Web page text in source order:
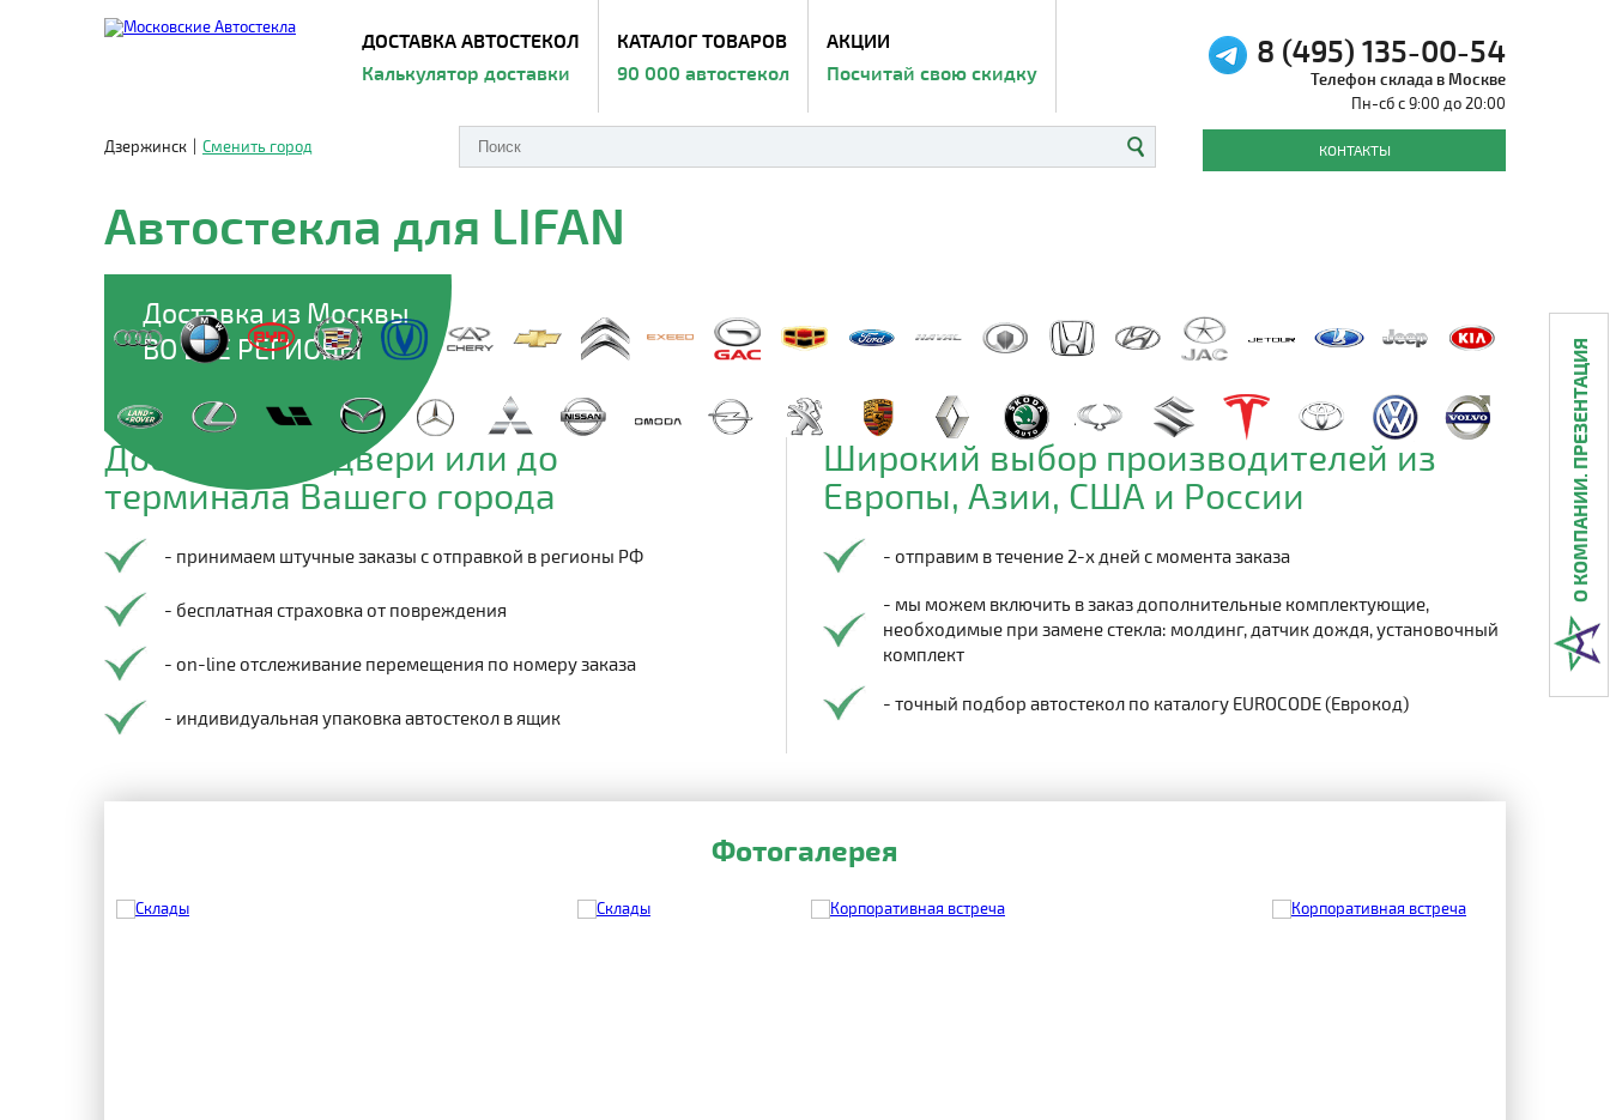
ДОСТАВКА АВТОСТЕКОЛ
Калькулятор доставки
КАТАЛОГ ТОВАРОВ
90 000 автостекол
АКЦИИ
Посчитай свою скидку
Дзержинск Сменить город
8 (495) 135-00-54
Телефон склада в Москве
Пн-сб с 9:00 до 20:00
КОНТАКТЫ
Автостекла для LIFAN
Доставка из Москвы
ВО ВСЕ РЕГИОНЫ
Доставим до двери или до
терминала Вашего города
- принимаем штучные заказы с отправкой в регионы РФ
- бесплатная страховка от повреждения
- on-line отслеживание перемещения по номеру заказа
- индивидуальная упаковка автостекол в ящик
Широкий выбор производителей из
Европы, Азии, США и России
- отправим в течение 2-х дней с момента заказа
- мы можем включить в заказ дополнительные комплектующие,
необходимые при замене стекла: молдинг, датчик дождя, установочный
комплект
- точный подбор автостекол по каталогу EUROCODE (Еврокод)
Фотогалерея
О КОМПАНИИ. ПРЕЗЕНТАЦИЯ